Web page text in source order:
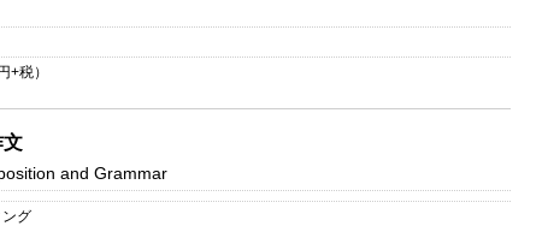
円+税）
文
and Grammar
グ